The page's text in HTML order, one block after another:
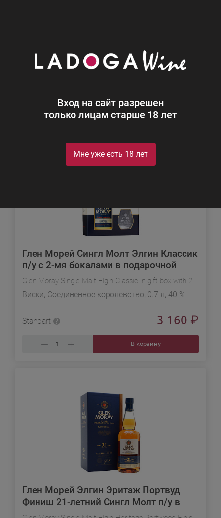
Вход на сайт разрешен
только лицам старше 18 лет
Мне уже есть 18 лет
Виски
Сортировка
Глен Морей Сингл Молт Элгин Классик
п/у с 2-мя бокалами в подарочной
упаковке
Glen Moray Single Malt Elgin Classic in gift box with 2 glasses
Виски, Соединенное королевство, 0.7 л, 40 %
Standart 3 160 ₽
В корзину
Глен Морей Элгин Эритаж Портвуд
Финиш 21-летний Сингл Молт п/у в
подарочной упаковке